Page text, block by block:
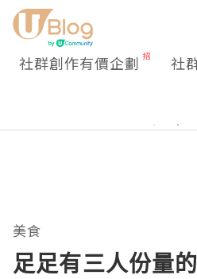
社群創作有價企劃 社
美食
足足有三人份量